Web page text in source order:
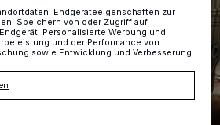
Endgeräteeigenschaften zur
Speichern von oder Zugriff auf
Personalisierte Werbung und
und der Performance von
sowie Entwicklung und Verbesserung